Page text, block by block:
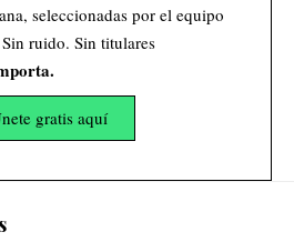
seleccionadas por el equipo
ruido. Sin titulares
gratis aquí